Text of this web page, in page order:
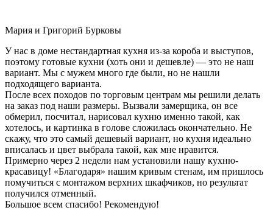
Мария и Григорий Бурковы
У нас в доме нестандартная кухня из-за короба и выступов,
поэтому готовые кухни (хоть они и дешевле) — это не наш
вариант. Мы с мужем много где были, но не нашли
подходящего варианта.
После всех походов по торговым центрам мы решили делать
на заказ под наши размеры. Вызвали замерщика, он все
обмерил, посчитал, нарисовал кухню именно такой, как
хотелось, и картинка в голове сложилась окончательно. Не
скажу, что это самый дешевый вариант, но кухня идеально
вписалась и цвет выбрала такой, как мне нравится.
Примерно через 2 недели нам установили нашу кухню-
красавицу! «Благодаря» нашим кривым стенам, им пришлось
помучиться с монтажом верхних шкафчиков, но результат
получился отменный.
Большое всем спасибо! Рекомендую!